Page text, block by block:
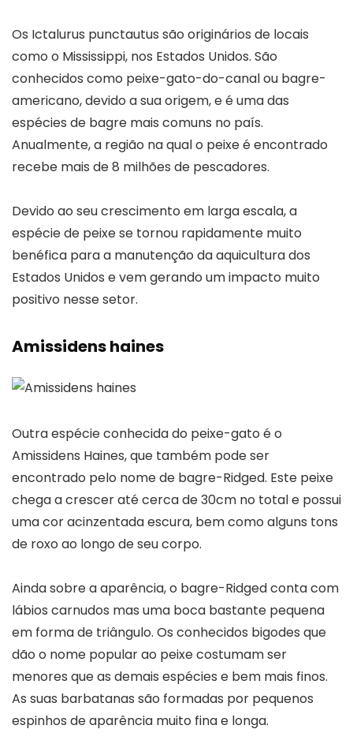
Os Ictalurus punctautus são originários de locais
como o Mississippi, nos Estados Unidos. São
conhecidos como peixe-gato-do-canal ou bagre-
americano, devido a sua origem, e é uma das
espécies de bagre mais comuns no país.
Anualmente, a região na qual o peixe é encontrado
recebe mais de 8 milhões de pescadores.
Devido ao seu crescimento em larga escala, a
espécie de peixe se tornou rapidamente muito
benéfica para a manutenção da aquicultura dos
Estados Unidos e vem gerando um impacto muito
positivo nesse setor.
Amissidens haines
Outra espécie conhecida do peixe-gato é o
Amissidens Haines, que também pode ser
encontrado pelo nome de bagre-Ridged. Este peixe
chega a crescer até cerca de 30cm no total e possui
uma cor acinzentada escura, bem como alguns tons
de roxo ao longo de seu corpo.
Ainda sobre a aparência, o bagre-Ridged conta com
lábios carnudos mas uma boca bastante pequena
em forma de triângulo. Os conhecidos bigodes que
dão o nome popular ao peixe costumam ser
menores que as demais espécies e bem mais finos.
As suas barbatanas são formadas por pequenos
espinhos de aparência muito fina e longa.